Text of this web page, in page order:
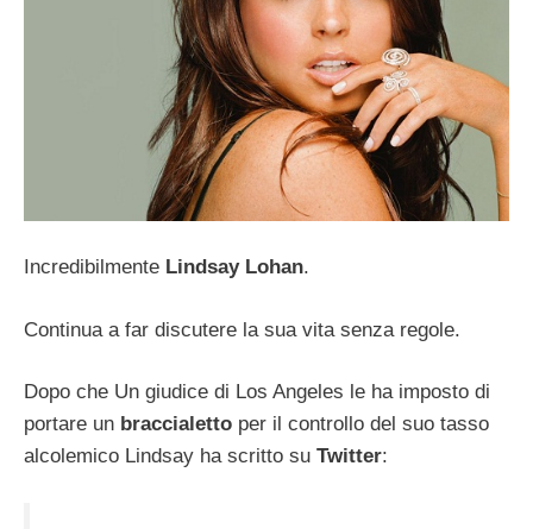
Incredibilmente Lindsay Lohan.
Continua a far discutere la sua vita senza regole.
Dopo che Un giudice di Los Angeles le ha imposto di
portare un braccialetto per il controllo del suo tasso
alcolemico Lindsay ha scritto su Twitter: